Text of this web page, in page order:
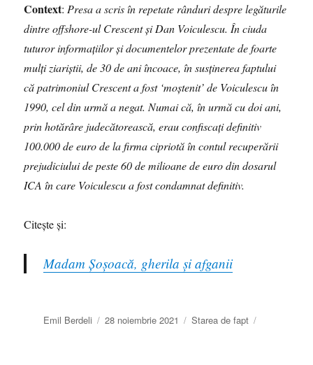
Context: Presa a scris în repetate rânduri despre legăturile
dintre offshore-ul Crescent și Dan Voiculescu. În ciuda
tuturor informațiilor și documentelor prezentate de foarte
mulţi ziariştii, de 30 de ani încoace, în susținerea faptului
că patrimoniul Crescent a fost ‘moștenit’ de Voiculescu în
1990, cel din urmă a negat. Numai că, în urmă cu doi ani,
prin hotărâre judecătorească, erau confiscaţi definitiv
100.000 de euro de la firma cipriotă în contul recuperării
prejudiciului de peste 60 de milioane de euro din dosarul
ICA în care Voiculescu a fost condamnat definitiv.
Citeşte şi:
Madam Şoşoacă, gherila şi afganii
Autor
Emil Berdeli
Publicat
28 noiembrie 2021 Categorii
Starea de fapt